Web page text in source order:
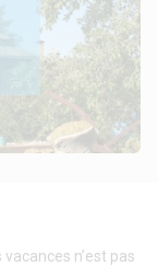
n’est pas